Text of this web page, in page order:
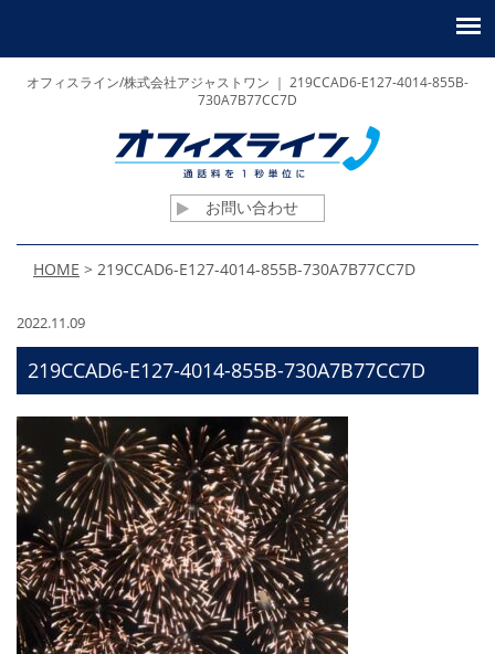
オフィスライン/株式会社アジャストワン ｜ 219CCAD6-E127-4014-855B-
730A7B77CC7D
お問い合わせ
HOME > 219CCAD6-E127-4014-855B-730A7B77CC7D
2022.11.09
219CCAD6-E127-4014-855B-730A7B77CC7D